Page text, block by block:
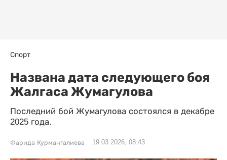
Спорт
Названа дата следующего боя
Жалгаса Жумагулова
Последний бой Жумагулова состоялся в декабре
2025 года.
Фарида Курмангалиева 19.03.2026, 08:43